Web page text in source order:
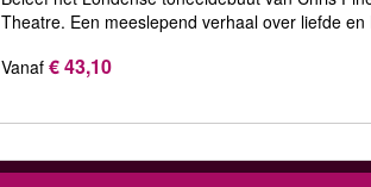
Theatre. Een meeslepend verhaal over liefde
Vanaf € 43,10